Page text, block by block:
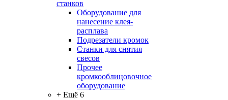
станков
Оборудование для
нанесение клея-
расплава
Подрезатели кромок
Станки для снятия
свесов
Прочее
кромкооблицовочное
оборудование
+ Ещё 6